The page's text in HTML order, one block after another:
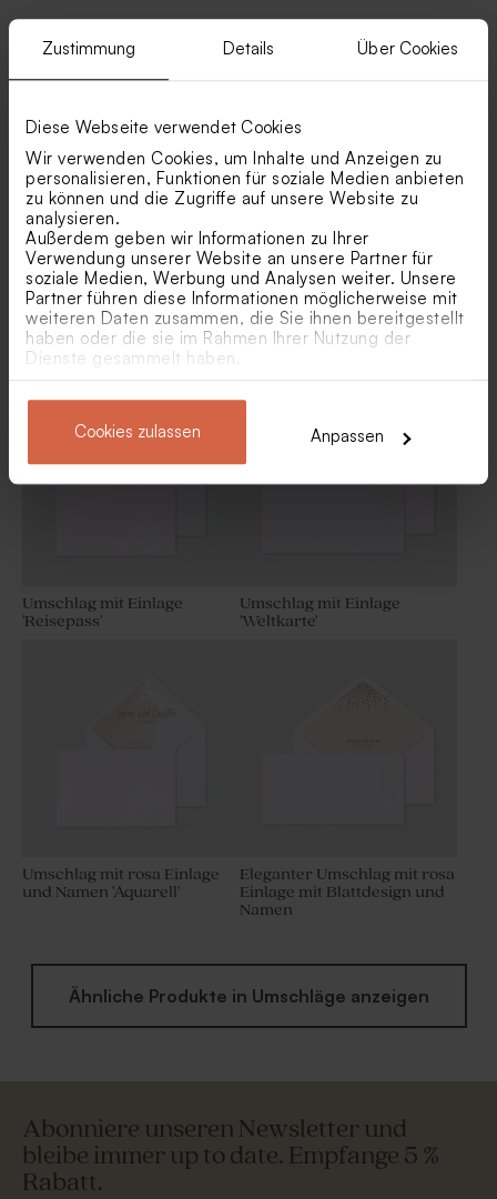
Zustimmung Details Über Cookies
Diese Webseite verwendet Cookies
Wir verwenden Cookies, um Inhalte und Anzeigen zu
personalisieren, Funktionen für soziale Medien anbieten
zu können und die Zugriffe auf unsere Website zu
analysieren.
Außerdem geben wir Informationen zu Ihrer
Verwendung unserer Website an unsere Partner für
soziale Medien, Werbung und Analysen weiter. Unsere
Partner führen diese Informationen möglicherweise mit
weiteren Daten zusammen, die Sie ihnen bereitgestellt
haben oder die sie im Rahmen Ihrer Nutzung der
Dienste gesammelt haben.
Cookies zulassen Anpassen
Ähnliche Produkte
Eukalyptus Umschlag mit
spitzer Klappe
Umschlag 'Gold'
Umschlag mit Einlage
'Reisepass'
Umschlag mit Einlage
'Weltkarte'
Umschlag mit rosa Einlage
und Namen 'Aquarell'
Eleganter Umschlag mit rosa
Einlage mit Blattdesign und
Namen
Ähnliche Produkte in Umschläge anzeigen
Abonniere unseren Newsletter und
bleibe immer up to date. Empfange 5 %
Rabatt.